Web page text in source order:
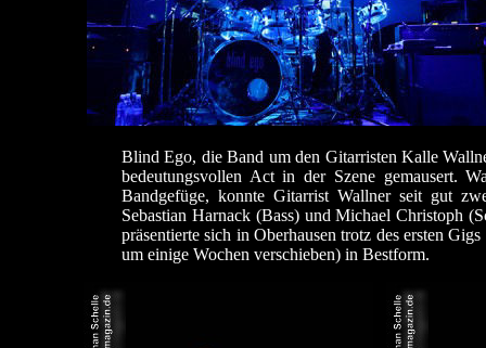
Blind Ego, die Band um den Gitarristen Kalle
bedeutungsvollen Act in der Szene gemausert.
Bandgefüge, konnte Gitarrist Wallner seit gut
Sebastian Harnack (Bass) und Michael Christoph
präsentierte sich in Oberhausen trotz des ersten
um einige Wochen verschieben) in Bestform.